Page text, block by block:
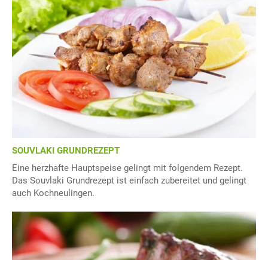
SOUVLAKI GRUNDREZEPT
Eine herzhafte Hauptspeise gelingt mit folgendem Rezept.
Das Souvlaki Grundrezept ist einfach zubereitet und gelingt
auch Kochneulingen.